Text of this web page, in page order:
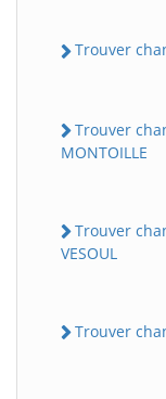
Trouver
Trouver
MONTOILLE
Trouver
VESOUL
Trouver